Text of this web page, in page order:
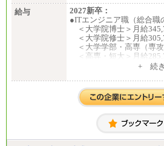
給与
2027新卒：
●ITエンジニア職（総合職
＜大学院博士＞月給
＜大学院修士＞月給
＜大学学部・高専（専
＜高専・短大＞月給
＜大学院修士・博士＞月
＜大学学部＞月給：
0円（一般職）
00円（一般職）
+ 続